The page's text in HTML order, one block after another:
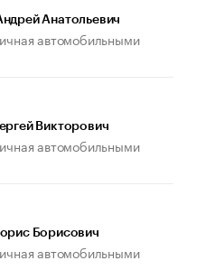
иначе». Как живет глава
Анатольевич
автомобильными
Викторович
автомобильными
Борисович
автомобильными